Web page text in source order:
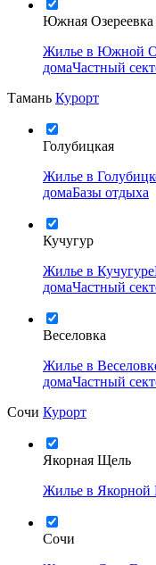
Южная Озереевка
Жилье в Южной
домаЧастный
Тамань Курорт
Голубицкая
Жилье в
домаБазы отдыха
Кучугур
Жилье в Кучугуре
домаЧастный
Веселовка
Жилье в
домаЧастный
Сочи Курорт
Якорная Щель
Жилье в
Сочи